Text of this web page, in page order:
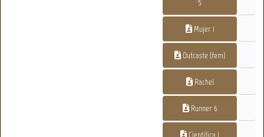
5
Mujer 1
Outcaste (fem)
Rachel
Runner 6
Científica 1